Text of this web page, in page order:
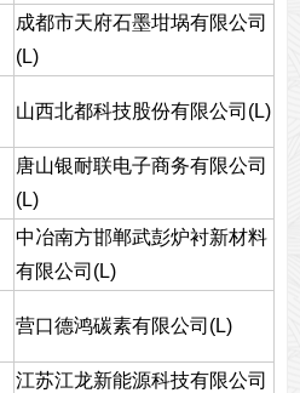
成都市天府石墨坩埚有限公司
(L)
山西北都科技股份有限公司(L)
唐山银耐联电子商务有限公司
(L)
中冶南方邯郸武彭炉衬新材料
有限公司(L)
营口德鸿碳素有限公司(L)
江苏江龙新能源科技有限公司